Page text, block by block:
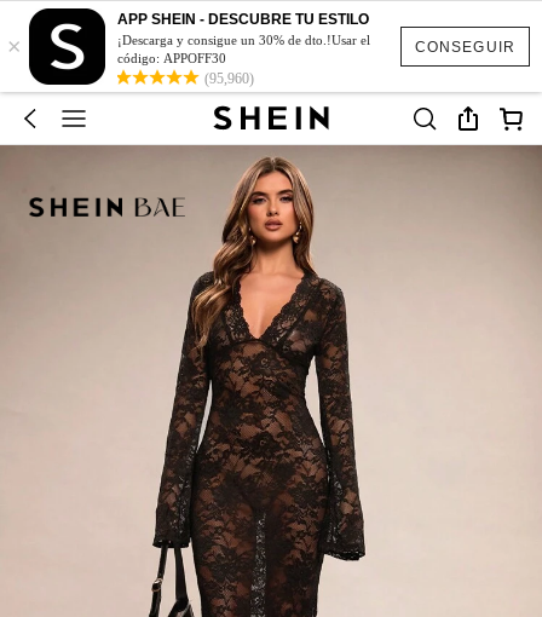
CONSEGUIR
×
APP SHEIN - DESCUBRE TU ESTILO
¡Descarga y consigue un 30% de dto.!Usar el
código: APPOFF30
(95,960)